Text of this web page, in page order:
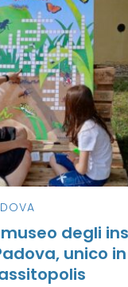
museo degli
unico